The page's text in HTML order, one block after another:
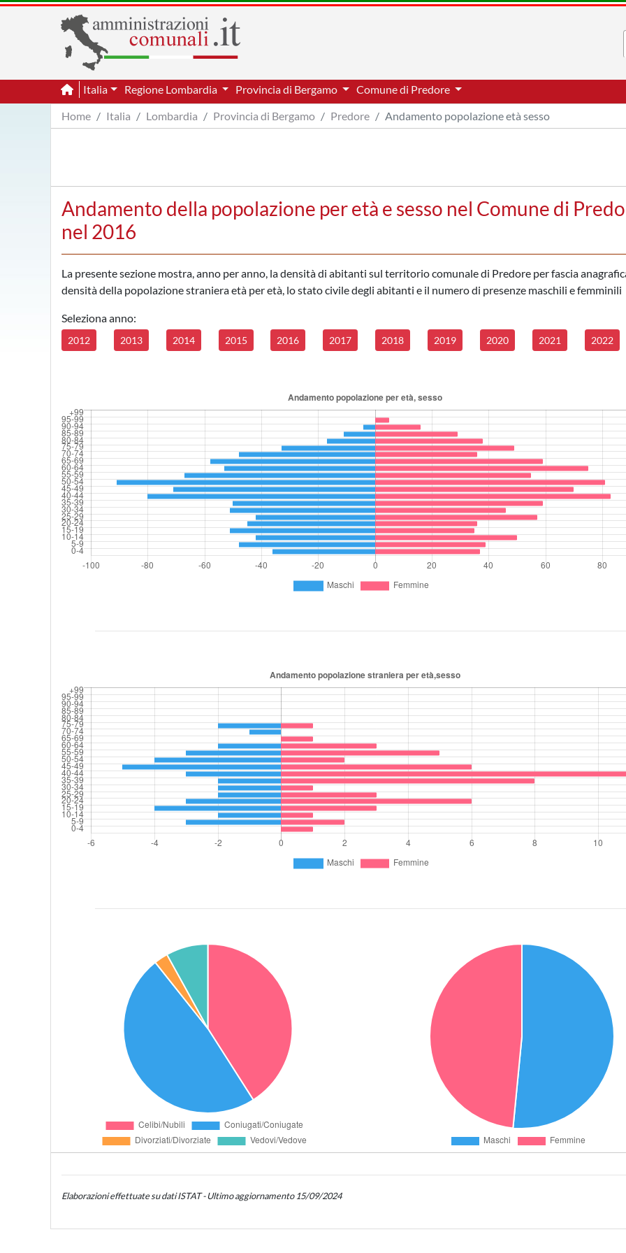
Italia Regione Lombardia Provincia di Bergamo
Comune di Predore
Home
Italia Lombardia Provincia di Bergamo Predore Andamento popolazione età sesso
Andamento della popolazione per età e sesso nel Comune di
nel 2016
La presente sezione mostra, anno per anno, la densità di abitanti sul territorio comunale di Predore per fascia
densità della popolazione straniera età per età, lo stato civile degli abitanti e il numero di presenze maschili e femminili
Seleziona anno:
2012 2013 2014 2015 2016 2017 2018 2019 2020 2021 2022
Elaborazioni effettuate su dati ISTAT - Ultimo aggiornamento 15/09/2024